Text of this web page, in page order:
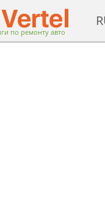
по ремонту авто